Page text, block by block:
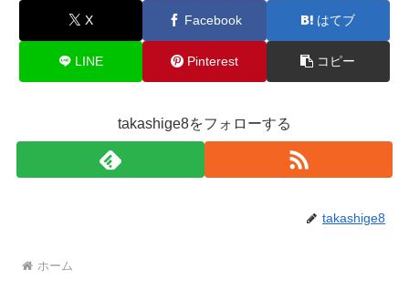
X Facebook はてブ
LINE Pinterest コピー
takashige8をフォローする
takashige8
ホーム